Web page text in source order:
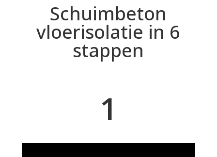
Schuimbeton
vloerisolatie in 6
stappen
1